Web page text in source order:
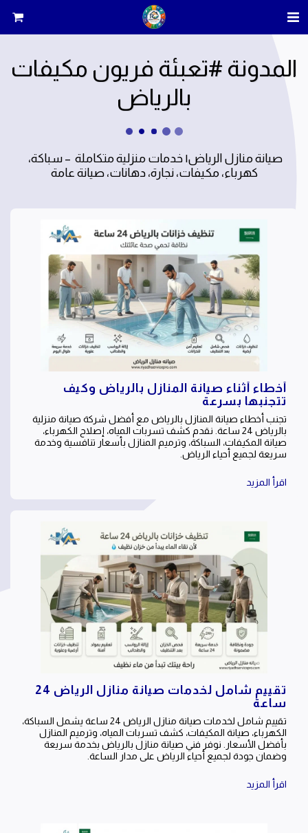
المدونة #تعبئة فريون مكيفات
بالرياض
كهرباء، مكيفات، نجارة، دهانات، صيانة عامة
أخطاء أثناء صيانة المنازل بالرياض وكيف
تتجنبها بسرعة
تجنب أخطاء صيانة المنازل بالرياض مع أفضل شركة صيانة منزلية
بالرياض 24 ساعة. نقدم كشف تسربات المياه، إصلاح الكهرباء،
صيانة المكيفات، السباكة، وترميم المنازل بأسعار تنافسية وخدمة
سريعة لجميع أحياء الرياض.
اقرأ المزيد
تقييم شامل لخدمات صيانة منازل الرياض 24
ساعة
تقييم شامل لخدمات صيانة منازل الرياض 24 ساعة يشمل السباكة،
الكهرباء، صيانة المكيفات، كشف تسربات المياه، وترميم المنازل
بأفضل الأسعار. نوفر فني صيانة منازل بالرياض بخدمة سريعة
وضمان جودة لجميع أحياء الرياض على مدار الساعة.
اقرأ المزيد